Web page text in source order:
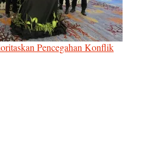
Pencegahan Konflik